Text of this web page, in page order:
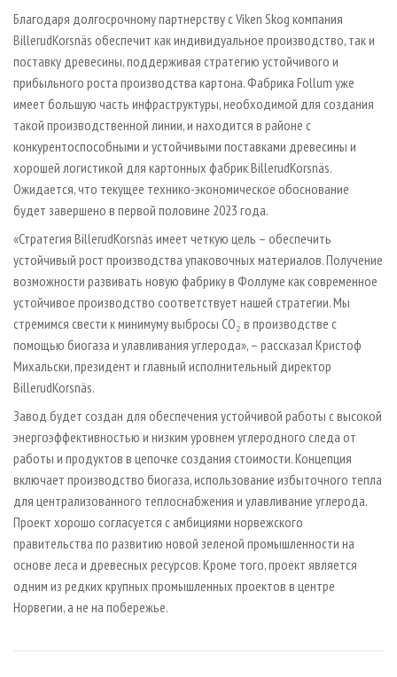
ИНСТРУМЕНТ И МАТЕРИАЛЫ
БИБЛИОТЕКА СПЕЦИАЛИСТА
Благодаря долгосрочному партнерству с Viken Skog компания
BillerudKorsnäs обеспечит как индивидуальное производство, так и
поставку древесины, поддерживая стратегию устойчивого и
прибыльного роста производства картона. Фабрика Follum уже
имеет большую часть инфраструктуры, необходимой для создания
такой производственной линии, и находится в районе с
конкурентоспособными и устойчивыми поставками древесины и
хорошей логистикой для картонных фабрик BillerudKorsnäs.
Ожидается, что текущее технико-экономическое обоснование
будет завершено в первой половине 2023 года.
«Стратегия BillerudKorsnäs имеет четкую цель – обеспечить
устойчивый рост производства упаковочных материалов. Получение
возможности развивать новую фабрику в Фоллуме как современное
устойчивое производство соответствует нашей стратегии. Мы
стремимся свести к минимуму выбросы CO₂ в производстве с
помощью биогаза и улавливания углерода», – рассказал Кристоф
Михальски, президент и главный исполнительный директор
BillerudKorsnäs.
Завод будет создан для обеспечения устойчивой работы с высокой
энергоэффективностью и низким уровнем углеродного следа от
работы и продуктов в цепочке создания стоимости. Концепция
включает производство биогаза, использование избыточного тепла
для централизованного теплоснабжения и улавливание углерода.
Проект хорошо согласуется с амбициями норвежского
правительства по развитию новой зеленой промышленности на
основе леса и древесных ресурсов. Кроме того, проект является
одним из редких крупных промышленных проектов в центре
Норвегии, а не на побережье.